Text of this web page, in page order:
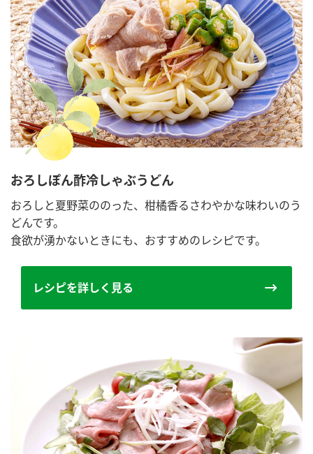
おろしぽん酢冷しゃぶうどん
おろしと夏野菜ののった、柑橘香るさわやかな味わいのう
どんです。
食欲が湧かないときにも、おすすめのレシピです。
レシピを詳しく見る